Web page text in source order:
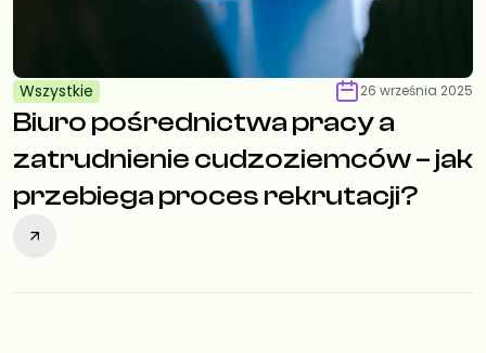
Wszystkie 26 września 2025
Biuro pośrednictwa pracy a
zatrudnienie cudzoziemców – jak
przebiega proces rekrutacji?